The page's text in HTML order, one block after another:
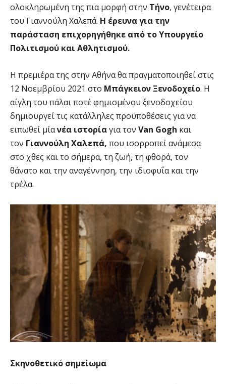
ολοκληρωμένη της πια μορφή στην Τήνο, γενέτειρα
του Γιαννούλη Χαλεπά. Η έρευνα για την
παράσταση επιχορηγήθηκε από τοΥπουργείο
Πολιτισμού και Αθλητισμού.
Η πρεμιέρα της στην Αθήνα θα πραγματοποιηθεί στις
12 Νοεμβρίου 2021 στο Μπάγκειον Ξενοδοχείο. Η
αίγλη του πάλαι ποτέ φημισμένου ξενοδοχείου
δημιουργεί τις κατάλληλες προϋποθέσεις για να
ειπωθεί μίανέα ιστορίαγια τον Van Gogh και
τον Γιαννούλη Χαλεπά, που ισορροπεί ανάμεσα
στο χθες και το σήμερα, τη ζωή, τη φθορά, τον
θάνατο και την αναγέννηση, την ιδιοφυΐα και την
τρέλα.
Σκηνοθετικό σημείωμα